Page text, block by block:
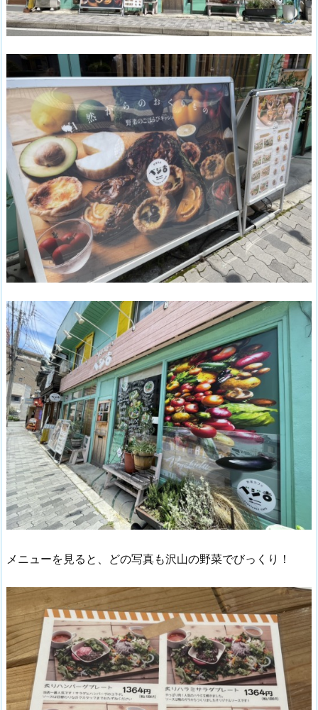
メニューを見ると、どの写真も沢山の野菜でびっくり！